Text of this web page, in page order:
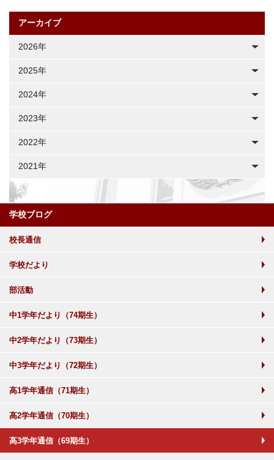
アーカイブ
2026年
2025年
2024年
2023年
2022年
2021年
学校ブログ
校長通信
学校だより
部活動
中1学年だより（74期生）
中2学年だより（73期生）
中3学年だより（72期生）
高1学年通信（71期生）
高2学年通信（70期生）
高3学年通信（69期生）